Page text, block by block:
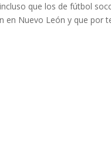
que los de fútbol
en Nuevo León y que por